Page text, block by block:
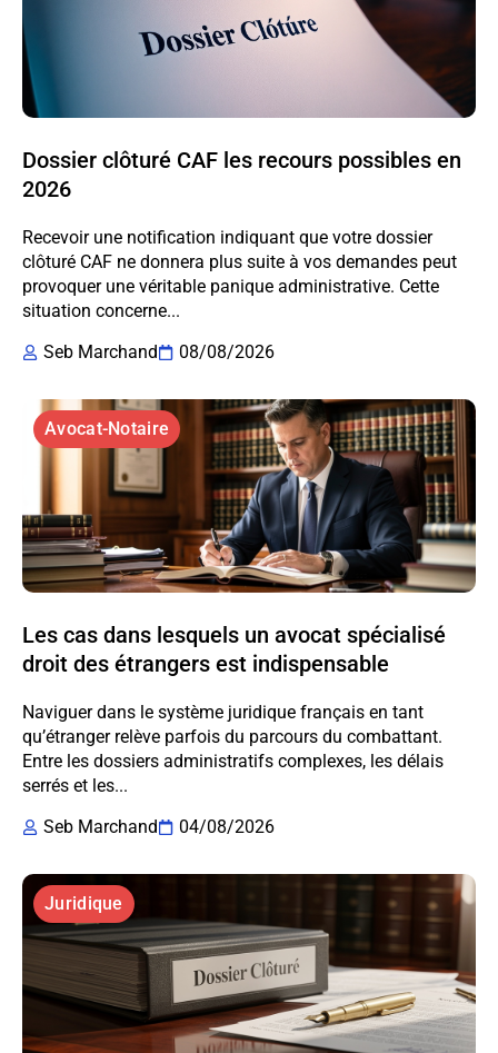
Dossier clôturé CAF les recours possibles en
2026
Recevoir une notification indiquant que votre dossier
clôturé CAF ne donnera plus suite à vos demandes peut
provoquer une véritable panique administrative. Cette
situation concerne...
Seb Marchand
08/08/2026
Avocat-Notaire
Les cas dans lesquels un avocat spécialisé
droit des étrangers est indispensable
Naviguer dans le système juridique français en tant
qu’étranger relève parfois du parcours du combattant.
Entre les dossiers administratifs complexes, les délais
serrés et les...
Seb Marchand
04/08/2026
Juridique